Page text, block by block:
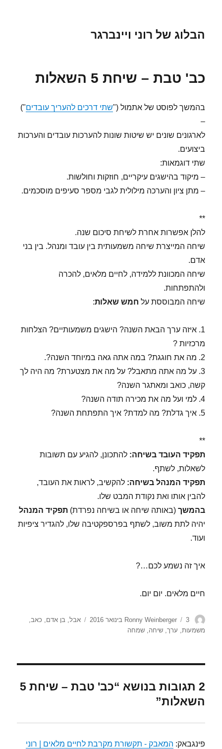
הבלוג של רוני ויינברגר
כב' טבת – שיחת 5 השאלות
בהמשך לפוסט של אתמול ("שתי דרכים להעריך עובדים")
–
לארגונים שונים יש שיטות שונות להערכות עובדים והערכות
ביצועים.
שתי דוגמאות:
– מיקוד בהישגים עיקריים, חוזקות וחולשות.
– מתן ציון והערכה מילולית לגבי מספר סעיפים מוסכמים.
**
להלן אפשרות אחרת לשיחת סיכום שנה.
שיחה המייצרת שיחה משמעותית בין עובד ומנהל. בין בני
אדם.
שיחה המכוונת ללמידה, לחיים מלאים, להכרה
ולהתפתחות.
שיחה המבוססת על חמש שאלות:
1. איזה ערך הבאת השנה? הישגים משמעותיים? הצלחות
מרכזיות ?
2. מה את חוגגת? במה אתה גאה במיוחד השנה?.
3. על מה אתה מתאבל? על מה את מצטערת? מה היה לך
קשה, כואב ומאתגר השנה?
4. למי ועל מה את מכירה תודה השנה?
5. איך גדלת? מה למדת? איך התפתחת השנה?
**
תפקיד העובד בשיחה: להתכונן, להגיע עם תשובות
לשאלות, לשתף.
תפקיד המנהל בשיחה: להקשיב, לראות את העובד,
להבין אותו ואת נקודת המבט שלו.
בהמשך(באותה שיחה או בשיחה נפרדת) תפקיד המנהל
יהיה לתת משוב, לשתף בפרספקטיבה שלו, להגדיר ציפיות
ועוד.
איך זה נשמע לכם…?
חיים מלאים. יום יום.
מחברRonny Weinberger
פורסם
בתאריך
3 בינואר 2016 תגיות
אבל,בן אדם, כאב,
משמעות, ערך,שיחה,שמחה
2 תגובות בנושא “כב' טבת – שיחת 5
השאלות”
פינגבאק: המאבק - תקשורת מקרבת לחיים מלאים | רוני